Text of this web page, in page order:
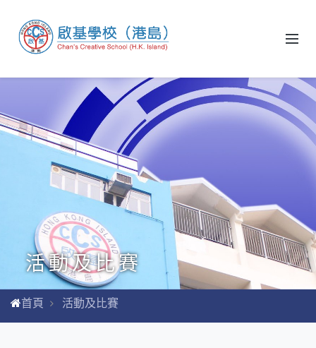
活動及比賽
首頁 活動及比賽